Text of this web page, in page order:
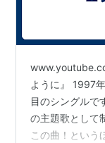
ように』 1997
目のシングルで
の主題歌として
この曲！という